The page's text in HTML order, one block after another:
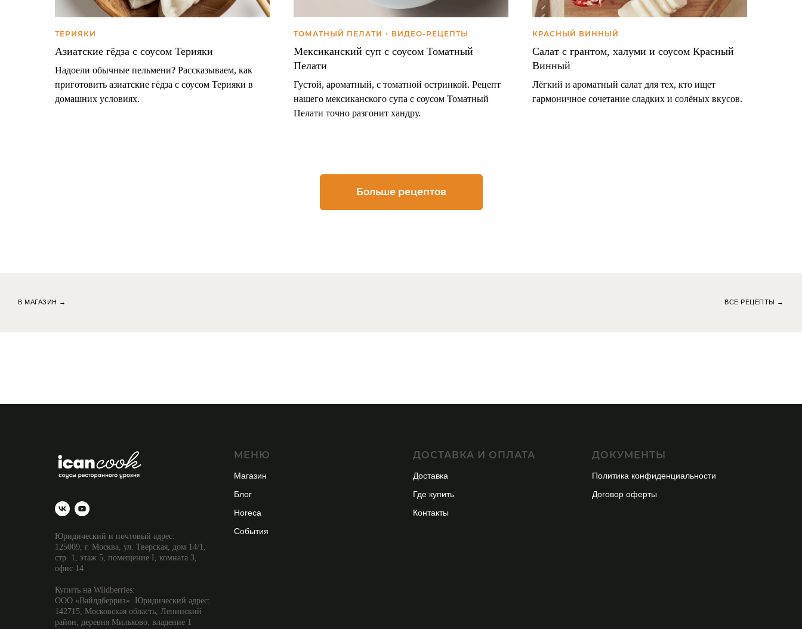
ТЕРИЯКИ
Азиатские гёдза с соусом Терияки
Надоели обычные пельмени? Рассказываем, как
приготовить азиатские гёдза с соусом Терияки в
домашних условиях.
TОМАТНЫЙ ПЕЛАТИ ВИДЕО-РЕЦЕПТЫ
Мексиканский суп с соусом Томатный
Пелати
Густой, ароматный, с томатной остринкой. Рецепт
нашего мексиканского супа с соусом Томатный
Пелати точно разгонит хандру.
КРАСНЫЙ ВИННЫЙ
Салат с грантом, халуми и соусом Красный
Винный
Лёгкий и ароматный салат для тех, кто ищет
гармоничное сочетание сладких и солёных вкусов.
Больше рецептов
ВСЕ РЕЦЕПТЫ →
В МАГАЗИН →
Юридический и почтовый адрес:
125009, г. Москва, ул. Тверская, дом 14/1,
стр. 1, этаж 5, помещение I, комната 3,
офис 14
Купить на Wildberries:
ООО «Вайлдберриз». Юридический адрес:
142715, Московская область, Ленинский
район, деревня Мильково, владение 1
МЕНЮ
Магазин
Блог
Horecа
События
ДОСТАВКА И ОПЛАТА
Доставка
Где купить
Контакты
ДОКУМЕНТЫ
Политика конфиденциальности
Договор оферты